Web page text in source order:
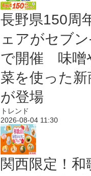
長野県150周
ェアがセブ
で開催 味噌
菜を使った新
が登場
トレンド
2026-08-04 11:30
関西限定！和